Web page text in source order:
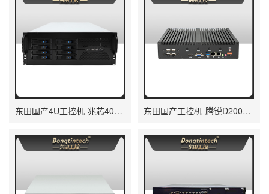
东田国产4U工控机-兆芯40000主机电脑|DT-46308-R4WMZ 东田国产工控机-腾锐D2000主机电脑|DTB-3085-D2KJM